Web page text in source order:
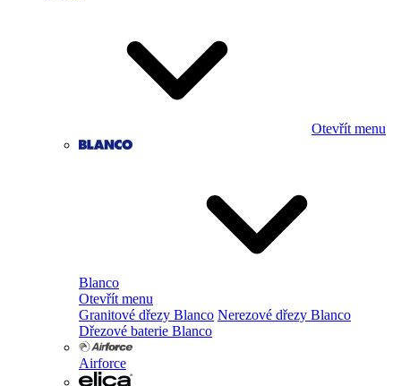
Otevřít menu
Blanco
Otevřít menu
Granitové dřezy Blanco Nerezové dřezy Blanco
Dřezové baterie Blanco
Airforce